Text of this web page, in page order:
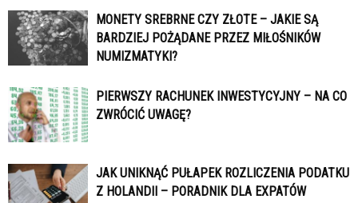
MONETY SREBRNE CZY ZŁOTE – JAKIE SĄ
BARDZIEJ POŻĄDANE PRZEZ MIŁOŚNIKÓW
NUMIZMATYKI?
PIERWSZY RACHUNEK INWESTYCYJNY – NA CO
ZWRÓCIĆ UWAGĘ?
JAK UNIKNĄĆ PUŁAPEK ROZLICZENIA PODATKU
Z HOLANDII – PORADNIK DLA EXPATÓW